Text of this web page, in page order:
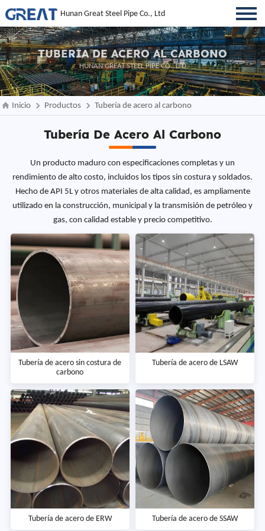
Hunan Great Steel Pipe Co., Ltd
TUBERÍA DE ACERO AL CARBONO
HUNAN GREAT STEEL PIPE CO., LTD
Inicio Productos Tubería de acero al carbono
Tubería De Acero Al Carbono
Un producto maduro con especificaciones completas y un
rendimiento de alto costo, incluidos los tipos sin costura y soldados.
Hecho de API 5L y otros materiales de alta calidad, es ampliamente
utilizado en la construcción, municipal y la transmisión de petróleo y
gas, con calidad estable y precio competitivo.
Tubería de acero sin costura de
carbono
Tubería de acero de LSAW
Tubería de acero de ERW Tubería de acero de SSAW